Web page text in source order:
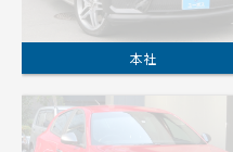
本社